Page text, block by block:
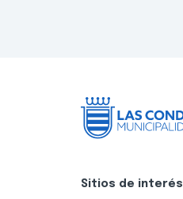
Sitios de interés